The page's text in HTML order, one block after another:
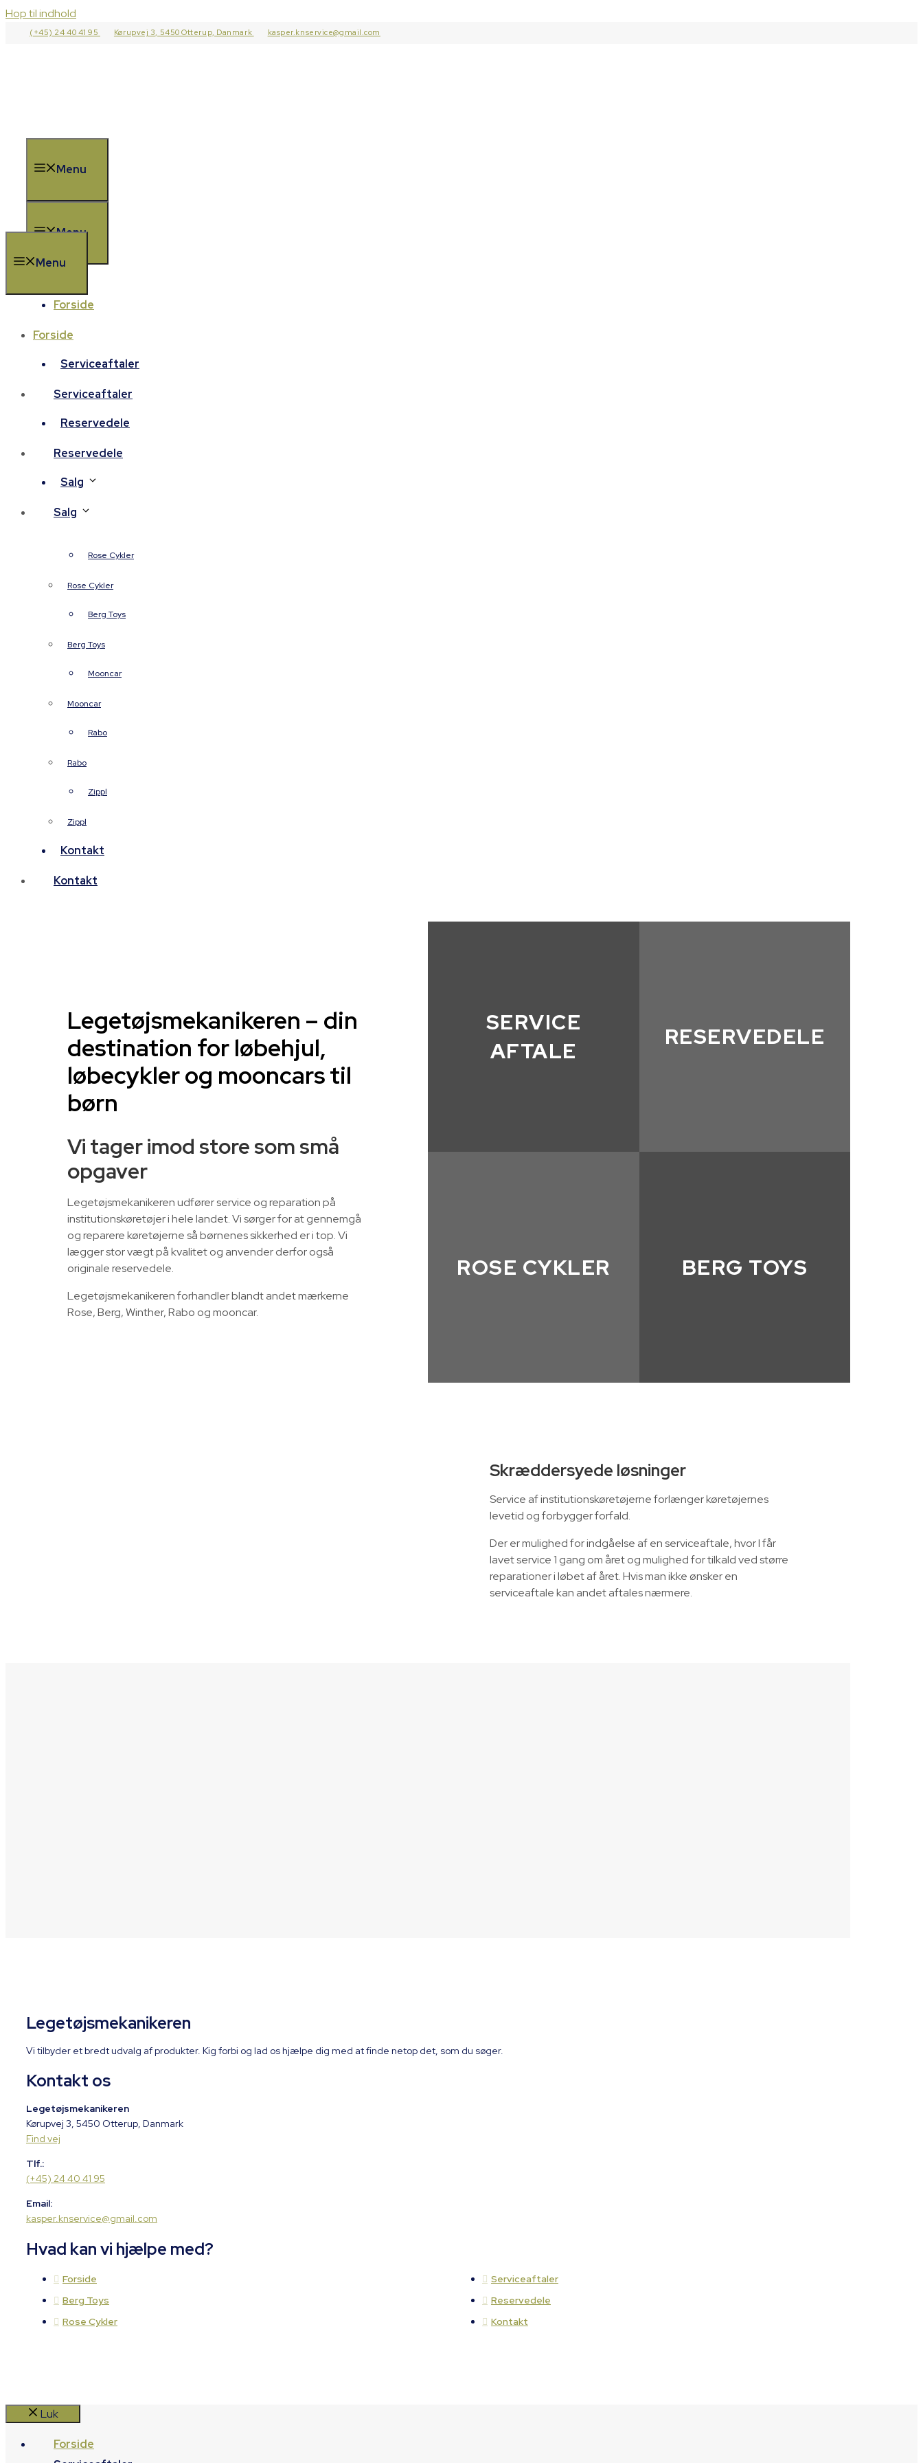
Hop til indhold
(+45) 24 40 41 95 Kørupvej 3, 5450 Otterup, Danmark kasper.knservice@gmail.com
Menu
Menu
Forside
Serviceaftaler
Reservedele
Salg
Rose Cykler
Berg Toys
Mooncar
Rabo
Zippl
Kontakt
Menu
Forside
Serviceaftaler
Reservedele
Salg
Rose Cykler
Berg Toys
Mooncar
Rabo
Zippl
Kontakt
Legetøjsmekanikeren – din
destination for løbehjul,
løbecykler og mooncars til
børn
Vi tager imod store som små
opgaver
Legetøjsmekanikeren udfører service og reparation på
institutionskøretøjer i hele landet. Vi sørger for at gennemgå
og reparere køretøjerne så børnenes sikkerhed er i top. Vi
lægger stor vægt på kvalitet og anvender derfor også
originale reservedele.
Legetøjsmekanikeren forhandler blandt andet mærkerne
Rose, Berg, Winther, Rabo og mooncar.
SERVICE
AFTALE
RESERVEDELE
ROSE CYKLER BERG TOYS
Skræddersyede løsninger
Service af institutionskøretøjerne forlænger køretøjernes
levetid og forbygger forfald.
Der er mulighed for indgåelse af en serviceaftale, hvor I får
lavet service 1 gang om året og mulighed for tilkald ved større
reparationer i løbet af året. Hvis man ikke ønsker en
serviceaftale kan andet aftales nærmere.
Legetøjsmekanikeren
Vi tilbyder et bredt udvalg af produkter. Kig forbi og lad os hjælpe dig med at finde netop det, som du søger.
Kontakt os
Legetøjsmekanikeren
Kørupvej 3, 5450 Otterup, Danmark
Find vej
Tlf.:
(+45) 24 40 41 95
Email:
kasper.knservice@gmail.com
Hvad kan vi hjælpe med?
Forside
Berg Toys
Rose Cykler
Serviceaftaler
Reservedele
Kontakt
Luk
Forside